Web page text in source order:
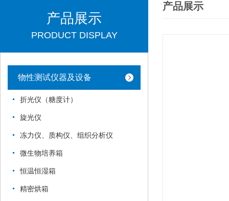
产品展示
PRODUCT DISPLAY
物性测试仪器及设备
折光仪（糖度计）
旋光仪
冻力仪、质构仪、组织分析仪
微生物培养箱
恒温恒湿箱
精密烘箱
产品展示